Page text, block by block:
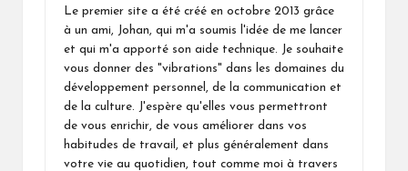
Le premier site a été créé en octobre 2013 grâce
à un ami, Johan, qui m'a soumis l'idée de me lancer
et qui m'a apporté son aide technique. Je souhaite
vous donner des "vibrations" dans les domaines du
développement personnel, de la communication et
de la culture. J'espère qu'elles vous permettront
de vous enrichir, de vous améliorer dans vos
habitudes de travail, et plus généralement dans
votre vie au quotidien, tout comme moi à travers